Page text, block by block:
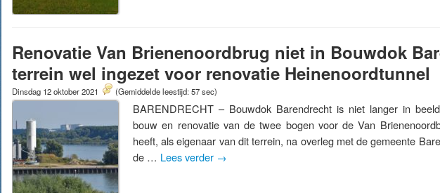
Renovatie Van Brienenoordbrug niet in Bouwdok
terrein wel ingezet voor renovatie Heinenoordtunnel
Dinsdag 12 oktober 2021 (Gemiddelde leestijd: 57 sec)
BARENDRECHT – Bouwdok Barendrecht is niet langer in
bouw en renovatie van de twee bogen voor de Van
heeft, als eigenaar van dit terrein, na overleg met de gemeente
de … Lees verder →